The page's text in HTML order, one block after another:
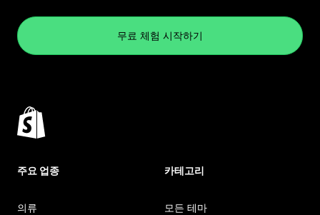
무료 체험 시작하기
주요 업종
의류
카테고리
모든 테마